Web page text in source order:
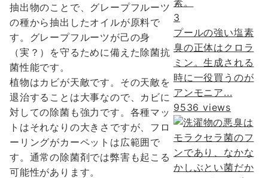
抽出物のことで、グレープフルーツ
の種から抽出したオイルが原料で
す。グレープフルーツが己の身
（実？）を守るために備えた除菌抗
菌性能です。
植物はカビが天敵です。その天敵を
退治することは大事なので、カビに
対しての除菌も強力です。各種マッ
トはそれなりの大きさですが、フロ
ーリングがカーペットは広範囲で
す。通常の除菌剤では弊害も起こる
可能性があります。
3
プールの強い塩素
臭の正体はクロラ
ミン。生成される
時に一役買うのが
アンモニア...
9536 views